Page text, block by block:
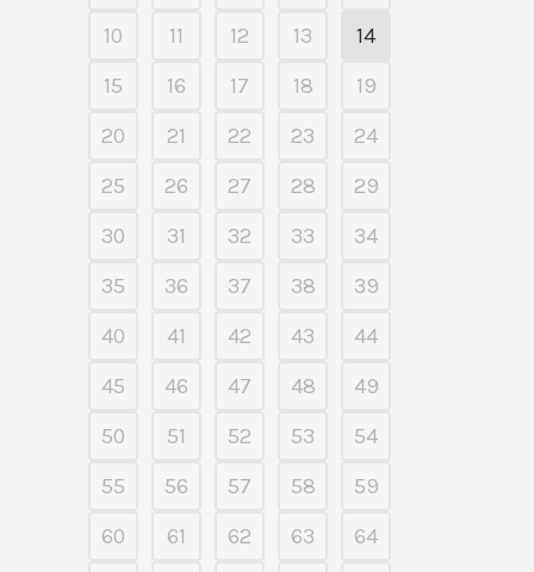
10
11 12 13
14
15
16 17 18
19
20
21 22 23
24
25
26 27 28
29
30
31 32 33
34
35
36 37 38
39
40
41 42 43
44
45
46 47 48
49
50
51 52 53
54
55
56 57 58
59
60
61 62 63
64